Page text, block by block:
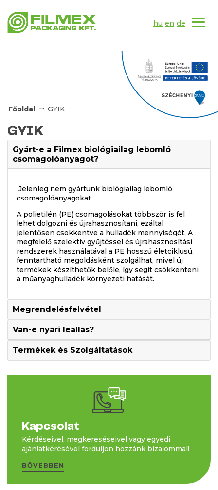
hu en de
Kapcsolat
Kérdéseivel, megkereséseivel vagy egyedi
ajánlatkérésével forduljon hozzánk bizalommal!
BŐVEBBEN
Főoldal GYIK
GYIK
Gyárt-e a Filmex biológiailag lebomló
csomagolóanyagot?
Jelenleg nem gyártunk biológiailag lebomló
csomagolóanyagokat.
A polietilén (PE) csomagolásokat többször is fel
lehet dolgozni és újrahasznosítani, ezáltal
jelentősen csökkentve a hulladék mennyiségét. A
megfelelő szelektív gyűjtéssel és újrahasznosítási
rendszerek használatával a PE hosszú életciklusú,
fenntartható megoldásként szolgálhat, mivel új
termékek készíthetők belőle, így segít csökkenteni
a műanyaghulladék környezeti hatását.
Megrendelésfelvétel
Van-e nyári leállás?
Termékek és Szolgáltatások